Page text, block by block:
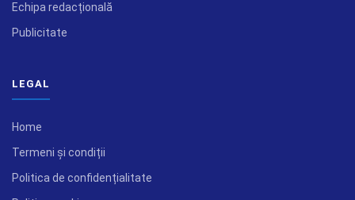
Echipa redacțională
Publicitate
LEGAL
Home
Termeni și condiții
Politica de confidențialitate